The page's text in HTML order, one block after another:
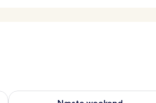
aug. 7 - aug. 9
Tjek tilgængelighed for næste